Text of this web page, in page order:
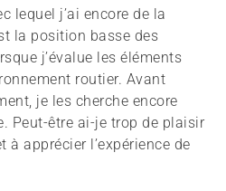
lequel j’ai encore de la
la position basse des
j’évalue les éléments
routier. Avant
je les cherche encore
Peut-être ai-je trop de plaisir
à apprécier l’expérience de